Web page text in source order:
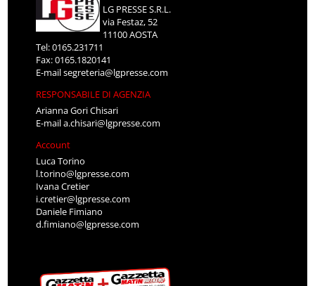
LG PRESSE S.R.L.
via Festaz, 52
11100 AOSTA
Tel: 0165.231711
Fax: 0165.1820141
E-mailsegreteria@lgpresse.com
RESPONSABILE DI AGENZIA
Arianna Gori Chisari
E-maila.chisari@lgpresse.com
Account
Luca Torino
l.torino@lgpresse.com
Ivana Cretier
i.cretier@lgpresse.com
Daniele Fimiano
d.fimiano@lgpresse.com